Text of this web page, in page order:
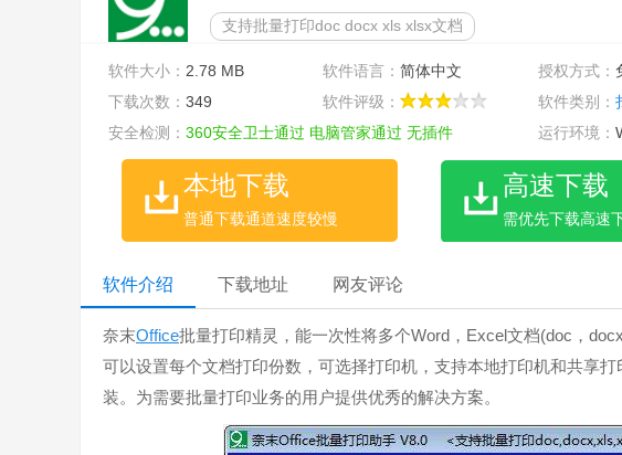
支持批量打印doc docx xls xlsx文档
软件大小： 2.78 MB 软件语言：简体中文 授权方式：
下载次数： 349 软件评级： 软件类别：
安全检测： 360安全卫士通过 电脑管家通过 无插件 运行环境：
本地下载
普通下载通道速度较慢
高速下载
需优先下载高速
软件介绍 下载地址 网友评论
奈末Office批量打印精灵，能一次性将多个Word，Excel文档(doc，
可以设置每个文档打印份数，可选择打印机，支持本地打印机和共享
装。为需要批量打印业务的用户提供优秀的解决方案。